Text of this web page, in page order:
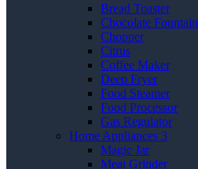
Bread Toaster
Chocolate Fountain
Chopper
Citrus
Coffee Maker
Deep Fryer
Food Steamer
Food Processor
Gas Regulator
Home Appliances 3
Magic Jar
Meat Grinder